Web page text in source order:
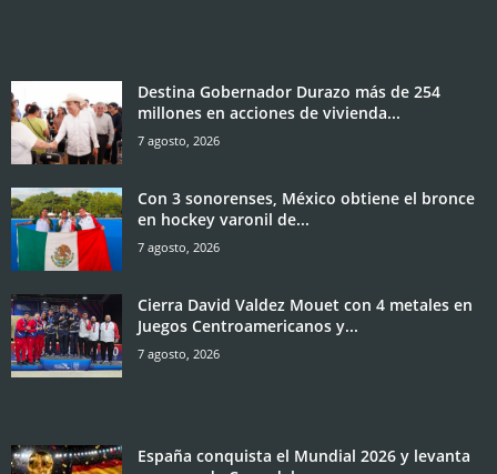
Destina Gobernador Durazo más de 254
millones en acciones de vivienda...
7 agosto, 2026
Con 3 sonorenses, México obtiene el bronce
en hockey varonil de...
7 agosto, 2026
Cierra David Valdez Mouet con 4 metales en
Juegos Centroamericanos y...
7 agosto, 2026
España conquista el Mundial 2026 y levanta